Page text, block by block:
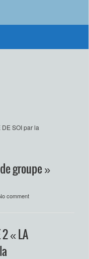
DE SOI par la
groupe »
comment
2 « LA